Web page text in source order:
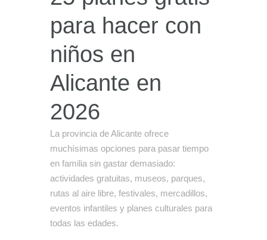
para hacer con
niños en
Alicante en
2026
La provincia de Alicante ofrece
muchísimas opciones para pasar tiempo
en familia sin gastar demasiado:
actividades gratuitas, museos, parques,
rutas al aire libre, festivales, mercadillos,
eventos infantiles y planes culturales para
todas las edades.